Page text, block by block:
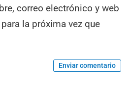
correo electrónico y web
la próxima vez que
Enviar comentario